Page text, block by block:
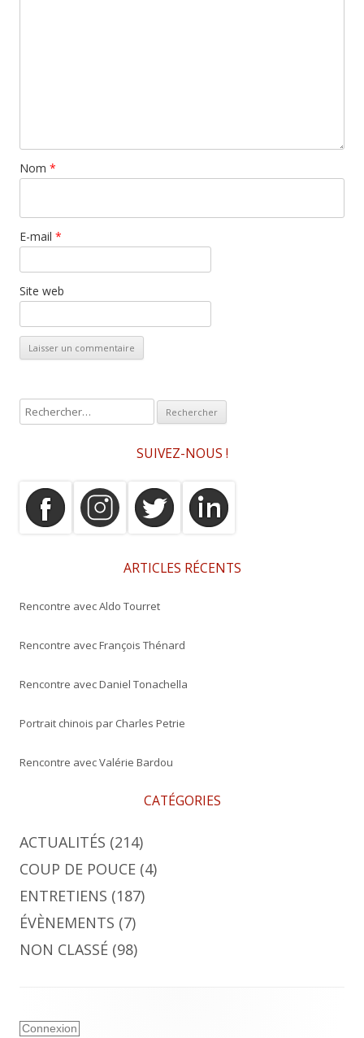
Nom *
E-mail *
Site web
e
SUIVEZ-NOUS !
ARTICLES RÉCENTS
Rencontre avec Aldo Tourret
Rencontre avec François Thénard
Rencontre avec Daniel Tonachella
Portrait chinois par Charles Petrie
Rencontre avec Valérie Bardou
CATÉGORIES
ACTUALITÉS (214)
COUP DE POUCE (4)
ENTRETIENS (187)
ÉVÈNEMENTS (7)
NON CLASSÉ (98)
Connexion